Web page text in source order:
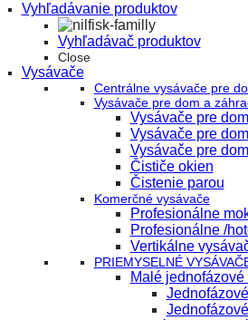
Vyhľadávanie produktov
Vyhľadávač produktov
Close
Vysávače
Centrálne vysávače pre
Vysávače pre dom a
Vysávače pre
Vysávače pre
Vysávače pre
Čističe okien
Čistenie parou
Komerčné vysávače
Profesionálne
Profesionálne /
Vertikálne
PRIEMYSELNÉ
Malé